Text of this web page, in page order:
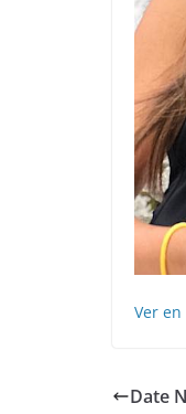
Ver
Date